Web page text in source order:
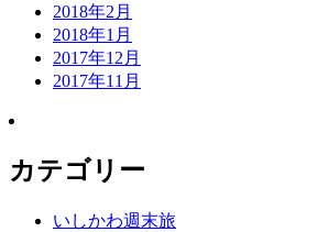
2018年2月
2018年1月
2017年12月
2017年11月
カテゴリー
いしかわ週末旅